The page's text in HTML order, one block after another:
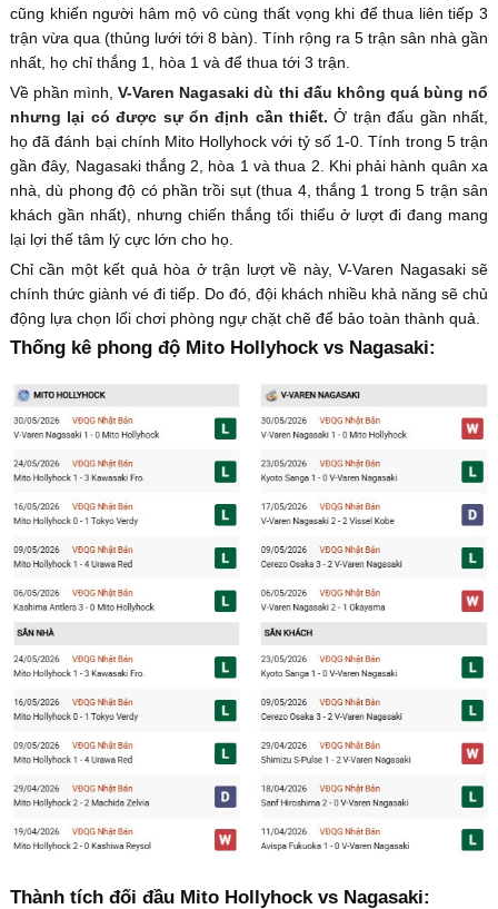
cũng khiến người hâm mộ vô cùng thất vọng khi để thua liên tiếp 3
trận vừa qua (thủng lưới tới 8 bàn). Tính rộng ra 5 trận sân nhà gần
nhất, họ chỉ thắng 1, hòa 1 và để thua tới 3 trận.
Về phần mình,V-Varen Nagasaki dù thi đấu không quá bùng nổ
nhưng lại có được sự ổn định cần thiết. Ở trận đấu gần nhất,
họ đã đánh bại chính Mito Hollyhock với tỷ số 1-0. Tính trong 5 trận
gần đây, Nagasaki thắng 2, hòa 1 và thua 2. Khi phải hành quân xa
nhà, dù phong độ có phần trồi sụt (thua 4, thắng 1 trong 5 trận sân
khách gần nhất), nhưng chiến thắng tối thiểu ở lượt đi đang mang
lại lợi thế tâm lý cực lớn cho họ.
Chỉ cần một kết quả hòa ở trận lượt về này, V-Varen Nagasaki sẽ
chính thức giành vé đi tiếp. Do đó, đội khách nhiều khả năng sẽ chủ
động lựa chọn lối chơi phòng ngự chặt chẽ để bảo toàn thành quả.
Thống kê phong độ Mito Hollyhock vs Nagasaki:
Thành tích đối đầu Mito Hollyhock vs Nagasaki: